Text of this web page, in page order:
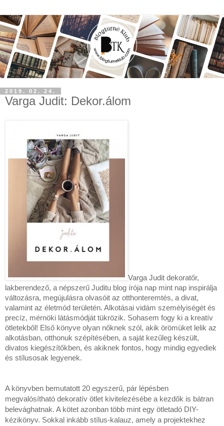
2019. 02. 24.
Varga Judit: Dekor.álom
Varga Judit dekoratőr,
lakberendező, a népszerű Juditu blog írója nap mint nap inspirálja
változásra, megújulásra olvasóit az otthonteremtés, a divat,
valamint az életmód területén. Alkotásai vidám személyiségét és
precíz, mérnöki látásmódját tükrözik. Sohasem fogy ki a kreatív
ötletekből! Első könyve olyan nőknek szól, akik örömüket lelik az
alkotásban, otthonuk szépítésében, a saját kezűleg készült,
divatos kiegészítőkben, és akiknek fontos, hogy mindig egyediek
és stílusosak legyenek.
A könyvben bemutatott 20 egyszerű, pár lépésben
megvalósítható dekoratív ötlet kivitelezésébe a kezdők is bátran
belevághatnak. A kötet azonban több mint egy ötletadó DIY-
kézikönyv. Sokkal inkább stílus-kalauz, amely a projektekhez